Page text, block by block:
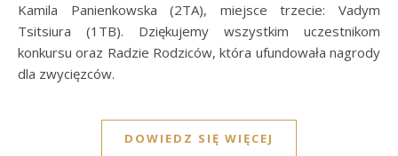
Kamila Panienkowska (2TA), miejsce trzecie: Vadym
Tsitsiura (1TB). Dziękujemy wszystkim uczestnikom
konkursu oraz Radzie Rodziców, która ufundowała nagrody
dla zwycięzców.
DOWIEDZ SIĘ WIĘCEJ